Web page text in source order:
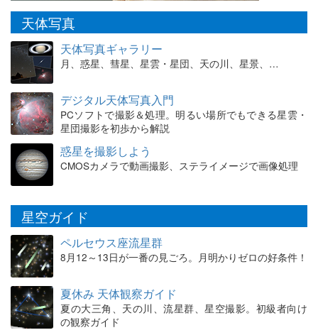
天体写真
天体写真ギャラリー
月、惑星、彗星、星雲・星団、天の川、星景、…
デジタル天体写真入門
PCソフトで撮影＆処理。明るい場所でもできる星雲・
星団撮影を初歩から解説
惑星を撮影しよう
CMOSカメラで動画撮影、ステライメージで画像処理
星空ガイド
ペルセウス座流星群
8月12～13日が一番の見ごろ。月明かりゼロの好条件！
夏休み 天体観察ガイド
夏の大三角、天の川、流星群、星空撮影。初級者向け
の観察ガイド